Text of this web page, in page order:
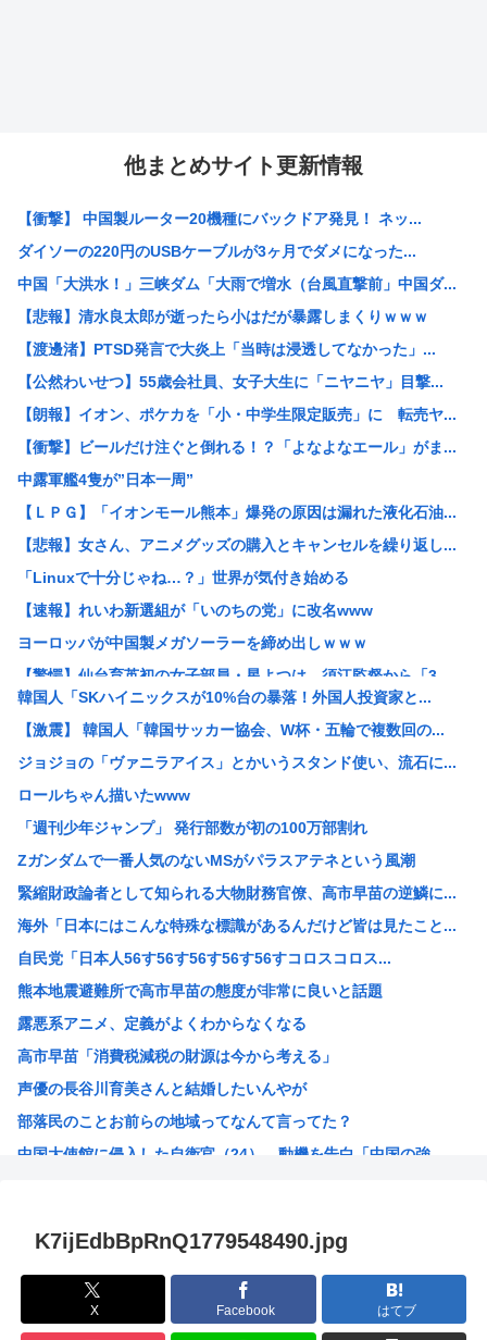
他まとめサイト更新情報
【衝撃】 中国製ルーター20機種にバックドア発見！ ネッ...
ダイソーの220円のUSBケーブルが3ヶ月でダメになった...
中国「大洪水！」三峡ダム「大雨で増水（台風直撃前」中国ダ...
【悲報】清水良太郎が逝ったら小はだが暴露しまくりｗｗｗ
【渡邊渚】PTSD発言で大炎上「当時は浸透してなかった」...
【公然わいせつ】55歳会社員、女子大生に「ニヤニヤ」目撃...
【朗報】イオン、ポケカを「小・中学生限定販売」に 転売ヤ...
【衝撃】ビールだけ注ぐと倒れる！？「よなよなエール」がま...
中露軍艦4隻が”日本一周”
【ＬＰＧ】「イオンモール熊本」爆発の原因は漏れた液化石油...
【悲報】女さん、アニメグッズの購入とキャンセルを繰り返し...
「Linuxで十分じゃね…？」世界が気付き始める
【速報】れいわ新選組が「いのちの党」に改名www
ヨーロッパが中国製メガソーラーを締め出しｗｗｗ
【驚愕】仙台育英初の女子部員・星よつは、須江監督から「3...
【悲報】侍戦士、井端を酷評「競馬の話以外は会話がなく意思...
【画像】お姉ちゃん（21）高校生の弟と一緒にお風呂に入っ...
ウクライナ、ついに力尽きる
韓国人の対日好感度が過去最高に、「ノージャパン」は終わっ...
高市洋一「アメリカで経済学を学んだ。MMT信者じゃありま...
【衝撃】「え、これカバー曲だったの！？」って知って驚いた...
中国Zbtlink製ルーター20機種にバックドア見つかる...
【悲報】ディズニーのおいなり巻（600円）、卑猥すぎて賛...
【驚愕】名作『無職転生』凄い事に気付いたwww『無職転生...
セカンドサマーウイカ、AVになってしまう…「このAV最高...
ワイの株式口座 爆損で逝く
海行ってきたで
中国企業Zbtlink製のルーター20機種にバックドア…...
実は女に勘違いされている男のオ●ニー挙げてけ
韓国人「SKハイニックスが10%台の暴落！外国人投資家と...
【激震】 韓国人「韓国サッカー協会、W杯・五輪で複数回の...
ジョジョの「ヴァニラアイス」とかいうスタンド使い、流石に...
ロールちゃん描いたwww
「週刊少年ジャンプ」 発行部数が初の100万部割れ
Zガンダムで一番人気のないMSがパラスアテネという風潮
緊縮財政論者として知られる大物財務官僚、高市早苗の逆鱗に...
海外「日本にはこんな特殊な標識があるんだけど皆は見たこと...
自民党「日本人56す56す56す56す56すコロスコロス...
熊本地震避難所で高市早苗の態度が非常に良いと話題
露悪系アニメ、定義がよくわからなくなる
高市早苗「消費税減税の財源は今から考える」
声優の長谷川育美さんと結婚したいんやが
部落民のことお前らの地域ってなんて言ってた？
中国大使館に侵入した自衛官（24）、動機を告白「中国の強...
韓国人「韓国サッカー協会W杯予選で外国人審判に性接待した...
「味方のふりをしてたが、実は敵のスパイだったキャラ」 何...
みいちゃん作者、お気持ち表明ツイートから1週間沈黙www
K7ijEdbBpRnQ1779548490.jpg
X Facebook はてブ